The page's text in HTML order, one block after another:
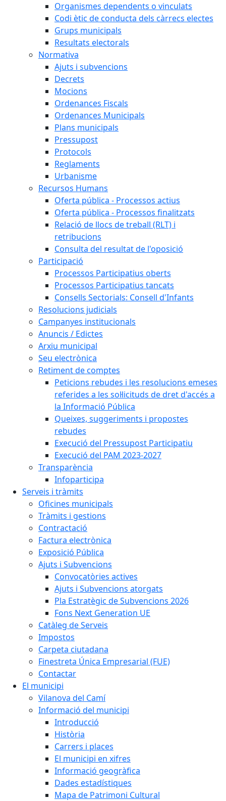
Organismes dependents o vinculats
Codi ètic de conducta dels càrrecs electes
Grups municipals
Resultats electorals
Normativa
Ajuts i subvencions
Decrets
Mocions
Ordenances Fiscals
Ordenances Municipals
Plans municipals
Pressupost
Protocols
Reglaments
Urbanisme
Recursos Humans
Oferta pública - Processos actius
Oferta pública - Processos finalitzats
Relació de llocs de treball (RLT) i
retribucions
Consulta del resultat de l'oposició
Participació
Processos Participatius oberts
Processos Participatius tancats
Consells Sectorials: Consell d'Infants
Resolucions judicials
Campanyes institucionals
Anuncis / Edictes
Arxiu municipal
Seu electrònica
Retiment de comptes
Peticions rebudes i les resolucions emeses
referides a les sol·licituds de dret d'accés a
la Informació Pública
Queixes, suggeriments i propostes
rebudes
Execució del Pressupost Participatiu
Execució del PAM 2023-2027
Transparència
Infoparticipa
Serveis i tràmits
Oficines municipals
Tràmits i gestions
Contractació
Factura electrònica
Exposició Pública
Ajuts i Subvencions
Convocatòries actives
Ajuts i Subvencions atorgats
Pla Estratègic de Subvencions 2026
Fons Next Generation UE
Catàleg de Serveis
Impostos
Carpeta ciutadana
Finestreta Única Empresarial (FUE)
Contactar
El municipi
Vilanova del Camí
Informació del municipi
Introducció
Història
Carrers i places
El municipi en xifres
Informació geogràfica
Dades estadístiques
Mapa de Patrimoni Cultural